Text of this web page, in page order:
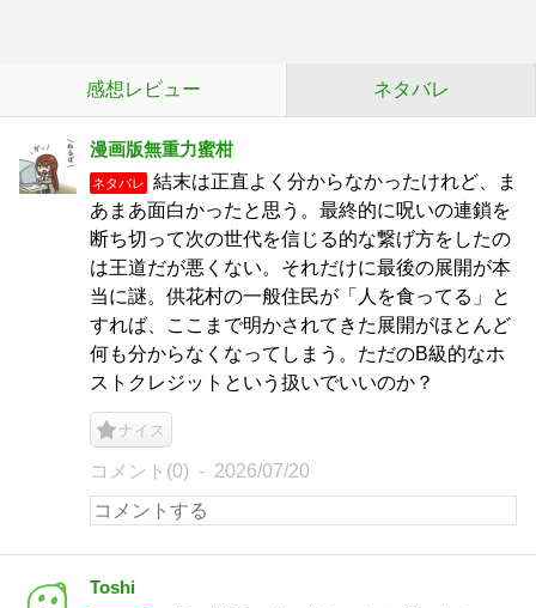
感想レビュー ネタバレ
漫画版無重力蜜柑
ネタバレ
結末は正直よく分からなかったけれど、ま
あまあ面白かったと思う。最終的に呪いの連鎖を
断ち切って次の世代を信じる的な繋げ方をしたの
は王道だが悪くない。それだけに最後の展開が本
当に謎。供花村の一般住民が「人を食ってる」と
すれば、ここまで明かされてきた展開がほとんど
何も分からなくなってしまう。ただのB級的なホ
ストクレジットという扱いでいいのか？
ナイス
コメント(0) 2026/07/20
Toshi